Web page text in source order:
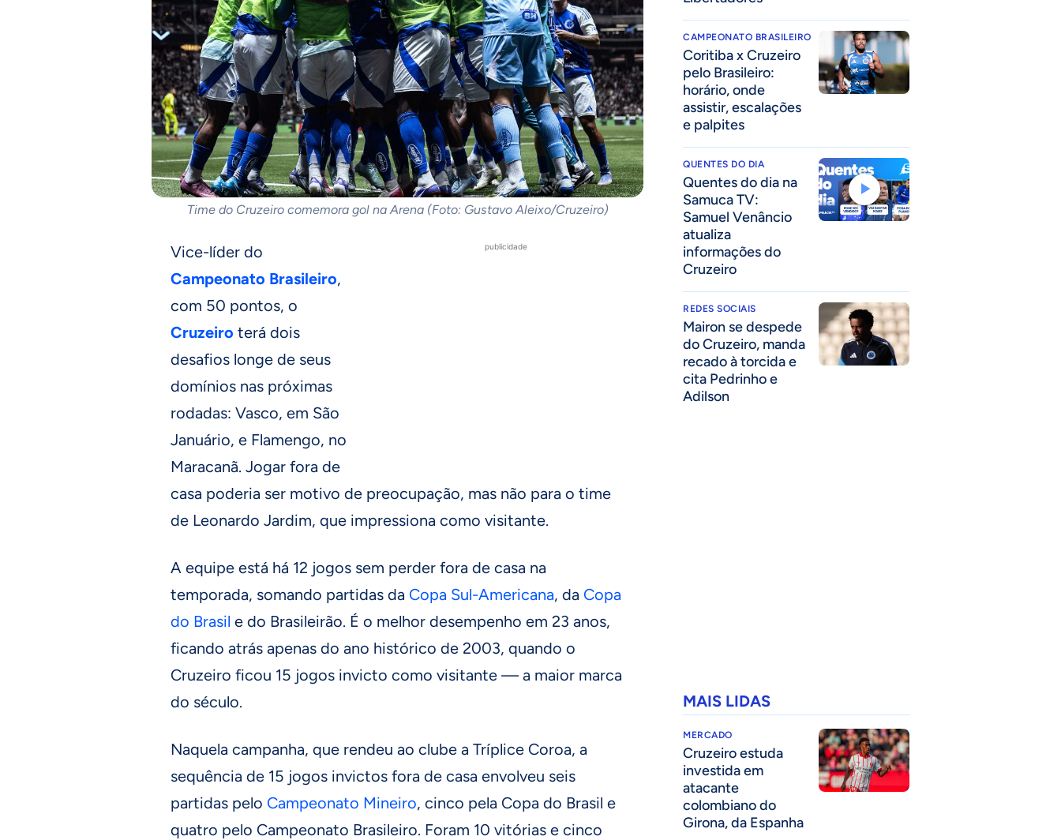
Time do Cruzeiro comemora gol na Arena (Foto: Gustavo Aleixo/Cruzeiro)
publicidade
Vice-líder do
Campeonato Brasileiro,
com 50 pontos, o
Cruzeiro terá dois
desafios longe de seus
domínios nas próximas
rodadas: Vasco, em São
Januário, e Flamengo, no
Maracanã. Jogar fora de
casa poderia ser motivo de preocupação, mas não para o time
de Leonardo Jardim, que impressiona como visitante.
A equipe está há 12 jogos sem perder fora de casa na
temporada, somando partidas da Copa Sul-Americana, da Copa
do Brasil e do Brasileirão. É o melhor desempenho em 23 anos,
ficando atrás apenas do ano histórico de 2003, quando o
Cruzeiro ficou 15 jogos invicto como visitante — a maior marca
do século.
Naquela campanha, que rendeu ao clube a Tríplice Coroa, a
sequência de 15 jogos invictos fora de casa envolveu seis
partidas pelo Campeonato Mineiro, cinco pela Copa do Brasil e
quatro pelo Campeonato Brasileiro. Foram 10 vitórias e cinco
CAMPEONATO BRASILEIRO
Coritiba x Cruzeiro
pelo Brasileiro:
horário, onde
assistir, escalações
e palpites
QUENTES DO DIA
Quentes do dia na
Samuca TV:
Samuel Venâncio
atualiza
informações do
Cruzeiro
REDES SOCIAIS
Mairon se despede
do Cruzeiro, manda
recado à torcida e
cita Pedrinho e
Adilson
MAIS LIDAS
MERCADO
Cruzeiro estuda
investida em
atacante
colombiano do
Girona, da Espanha